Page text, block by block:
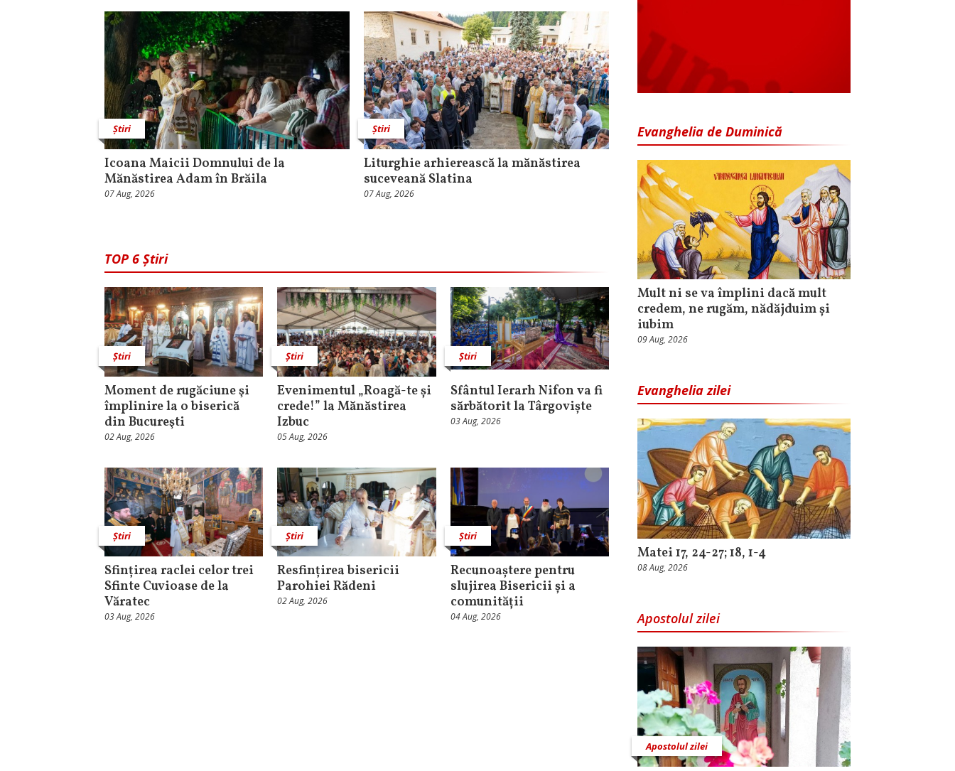
Știri
Icoana Maicii Domnului de la
Mănăstirea Adam în Brăila
07 Aug, 2026
Știri
Liturghie arhierească la mănăstirea
suceveană Slatina
07 Aug, 2026
TOP 6 Știri
Știri
Moment de rugăciune şi
împlinire la o biserică
din Bucureşti
02 Aug, 2026
Știri
Evenimentul „Roagă-te și
crede!” la Mănăstirea
Izbuc
05 Aug, 2026
Știri
Sfântul Ierarh Nifon va fi
sărbătorit la Târgoviște
03 Aug, 2026
Știri
Sfințirea raclei celor trei
Sfinte Cuvioase de la
Văratec
03 Aug, 2026
Știri
Resfințirea bisericii
Parohiei Rădeni
02 Aug, 2026
Știri
Recunoaștere pentru
slujirea Bisericii și a
comunității
04 Aug, 2026
Evanghelia de Duminică
Mult ni se va împlini dacă mult
credem, ne rugăm, nădăjduim și
iubim
09 Aug, 2026
Evanghelia zilei
Matei 17, 24-27; 18, 1-4
08 Aug, 2026
Apostolul zilei
Apostolul zilei